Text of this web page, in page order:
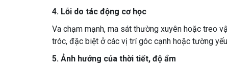
4. Lỗi do tác động cơ học
Va chạm mạnh, ma sát thường xuyên hoặc treo
tróc, đặc biệt ở các vị trí góc cạnh hoặc tường yếu
5. Ảnh hưởng của thời tiết, độ ẩm